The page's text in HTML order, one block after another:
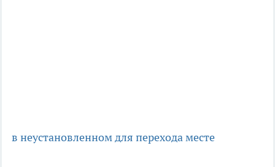
в неустановленном для перехода месте